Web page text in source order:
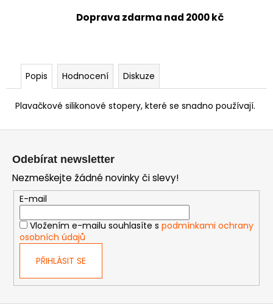
Doprava zdarma nad 2000 kč
Popis Hodnocení Diskuze
Plavačkové silikonové stopery, které se snadno používají.
Odebírat newsletter
Nezmeškejte žádné novinky či slevy!
E-mail
Vložením e-mailu souhlasíte s podmínkami ochrany
osobních údajů
PŘIHLÁSIT SE